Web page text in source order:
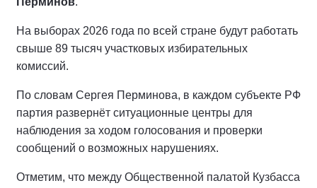
На выборах 2026 года по всей стране будут работать
свыше 89 тысяч участковых избирательных
комиссий.
По словам Сергея Перминова, в каждом субъекте РФ
партия развернёт ситуационные центры для
наблюдения за ходом голосования и проверки
сообщений о возможных нарушениях.
Отметим, что между Общественной палатой Кузбасса